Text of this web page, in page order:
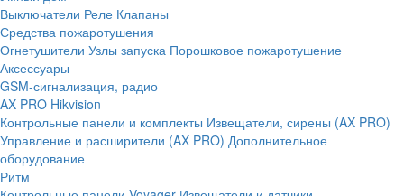
Выключатели Реле Клапаны
Средства пожаротушения
Огнетушители Узлы запуска Порошковое пожаротушение
Аксессуары
GSM-сигнализация, радио
AX PRO Hikvision
Контрольные панели и комплекты Извещатели, сирены (AX PRO)
Управление и расширители (AX PRO) Дополнительное
оборудование
Ритм